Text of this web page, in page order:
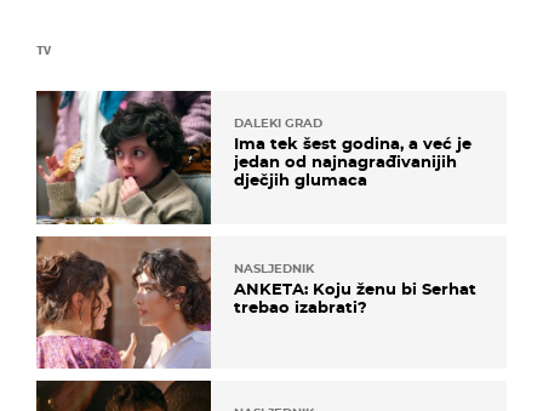
TV
DALEKI GRAD
Ima tek šest godina, a već je
jedan od najnagrađivanijih
dječjih glumaca
NASLJEDNIK
ANKETA: Koju ženu bi Serhat
trebao izabrati?